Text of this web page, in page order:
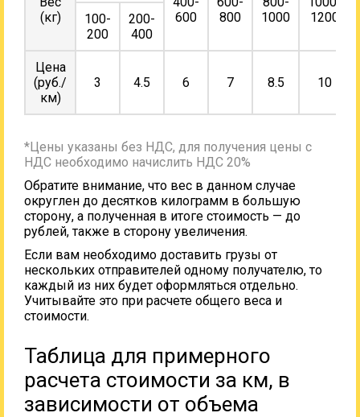
(кг)
600
800
1000
1200
100-
200
200-
400
Цена
(руб./
км)
3 4.5 6 7 8.5 10
*Цены указаны без НДС, для получения цены с
НДС необходимо начислить НДС 20%
Обратите внимание, что вес в данном случае
округлен до десятков килограмм в большую
сторону, а полученная в итоге стоимость — до
рублей, также в сторону увеличения.
Если вам необходимо доставить грузы от
нескольких отправителей одному получателю, то
каждый из них будет оформляться отдельно.
Учитывайте это при расчете общего веса и
стоимости.
Таблица для примерного
расчета стоимости за км, в
зависимости от объема